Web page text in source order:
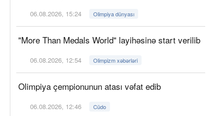
06.08.2026, 15:24 Olimpiya dünyası
"More Than Medals World" layihəsinə start verilib
06.08.2026, 12:54 Olimpizm xəbərləri
Olimpiya çempionunun atası vəfat edib
06.08.2026, 12:46 Cüdo